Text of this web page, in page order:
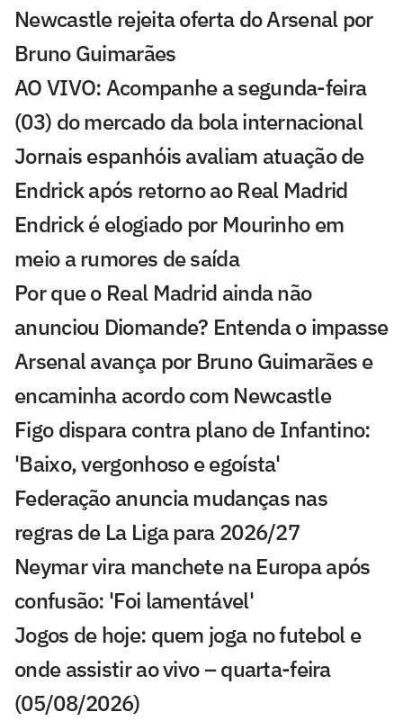
Newcastle rejeita oferta do Arsenal por
Bruno Guimarães
AO VIVO: Acompanhe a segunda-feira
(03) do mercado da bola internacional
Jornais espanhóis avaliam atuação de
Endrick após retorno ao Real Madrid
Endrick é elogiado por Mourinho em
meio a rumores de saída
Por que o Real Madrid ainda não
anunciou Diomande? Entenda o impasse
Arsenal avança por Bruno Guimarães e
encaminha acordo com Newcastle
Figo dispara contra plano de Infantino:
'Baixo, vergonhoso e egoísta'
Federação anuncia mudanças nas
regras de La Liga para 2026/27
Neymar vira manchete na Europa após
confusão: 'Foi lamentável'
Jogos de hoje: quem joga no futebol e
onde assistir ao vivo – quarta-feira
(05/08/2026)